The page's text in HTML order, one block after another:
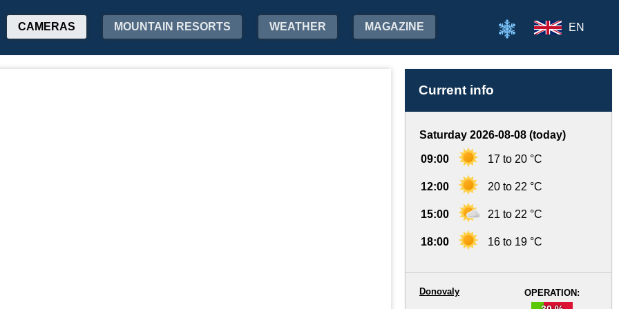
CAMERAS MOUNTAIN RESORTS WEATHER MAGAZINE EN
Current info
Saturday 2026-08-08 (today)
09:00 17 to 20 °C
12:00 20 to 22 °C
15:00 21 to 22 °C
18:00 16 to 19 °C
OPERATION:
Donovaly